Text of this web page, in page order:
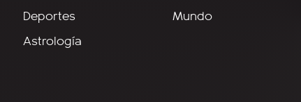
Deportes
Astrología
Mundo